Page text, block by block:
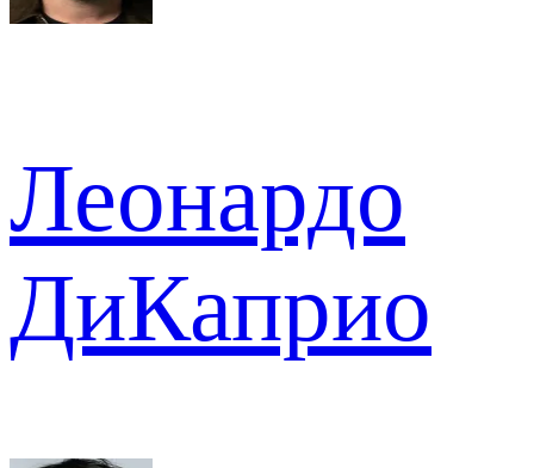
Леонардо
ДиКаприо